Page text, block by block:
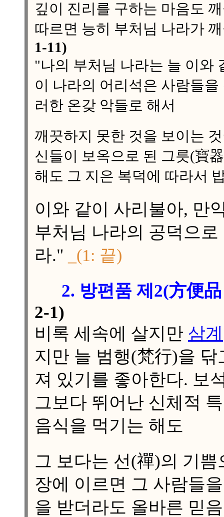
깊이 진리를 구하는 마음도
따르면 능히 부처님 나라가
1-11)
"나의 부처님 나라는 늘 이와
이 나라의 어리석은 사람들
러한 온갖 악들로 해서
깨끗하지 못한 것을 보이는
신들이 보옥으로 된 그릇(寶
해도 그 지은 복덕에 따라서
이와 같이 사리불아, 만
부처님 나라의 공덕으
라."
_(1: 끝)
2. 방편품 제2(方便
2-1)
비록 세속에 살지만 삼계
지만 늘 범행(梵行)을
져 있기를 좋아한다. 보
그보다 뛰어난 신체적
음식을 먹기는 해도
그 보다는 선(禪)의 기
장에 이르면 그 사람들
을 받더라도 올바른 믿